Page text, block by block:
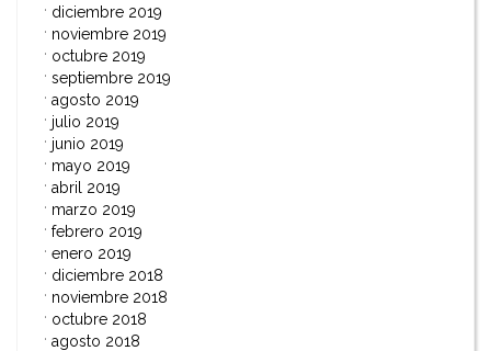
diciembre 2019
noviembre 2019
octubre 2019
septiembre 2019
agosto 2019
julio 2019
junio 2019
mayo 2019
abril 2019
marzo 2019
febrero 2019
enero 2019
diciembre 2018
noviembre 2018
octubre 2018
agosto 2018